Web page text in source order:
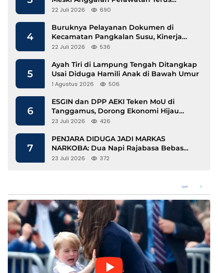
Mengalir
22 Juli 2026 690
4
Buruknya Pelayanan Dokumen di
Kecamatan Pangkalan Susu, Kinerja
Disdukcapil Langkat Disorot
22 Juli 2026 536
5
Ayah Tiri di Lampung Tengah Ditangkap
Usai Diduga Hamili Anak di Bawah Umur
1 Agustus 2026 506
6
ESGIN dan DPP AEKI Teken MoU di
Tanggamus, Dorong Ekonomi Hijau
Berbasis Kopi dan Perdagangan Karbon
23 Juli 2026 426
7
PENJARA DIDUGA JADI MARKAS
NARKOBA: Dua Napi Rajabasa Bebas
Gunakan HP, Muncul Dugaan
23 Juli 2026 372